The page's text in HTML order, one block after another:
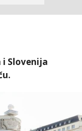
i Slovenija